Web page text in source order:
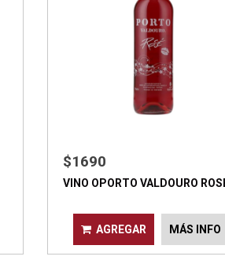
$1690
VINO OPORTO VALDOURO
AGREGAR MÁS INFO